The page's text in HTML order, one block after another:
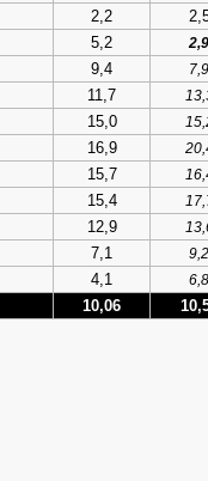
2,2
5,2
2,9
9,4
7,9
11,7
15,0
16,9
15,7
15,4
12,9
7,1
9,2
4,1 6,8
10,06